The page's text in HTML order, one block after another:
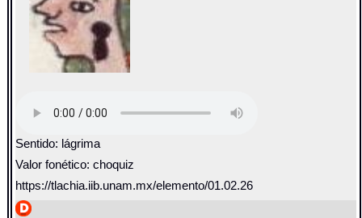
Sentido: lágrima
Valor fonético: choquiz
https://tlachia.iib.unam.mx/elemento/01.02.26